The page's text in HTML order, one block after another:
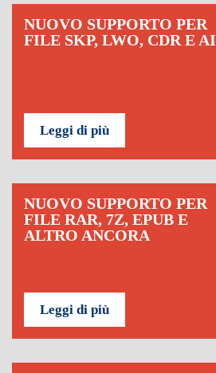
NUOVO SUPPORTO PER
FILE SKP, LWO, CDR E AI
Leggi di più
NUOVO SUPPORTO PER
FILE RAR, 7Z, EPUB E
ALTRO ANCORA
Leggi di più